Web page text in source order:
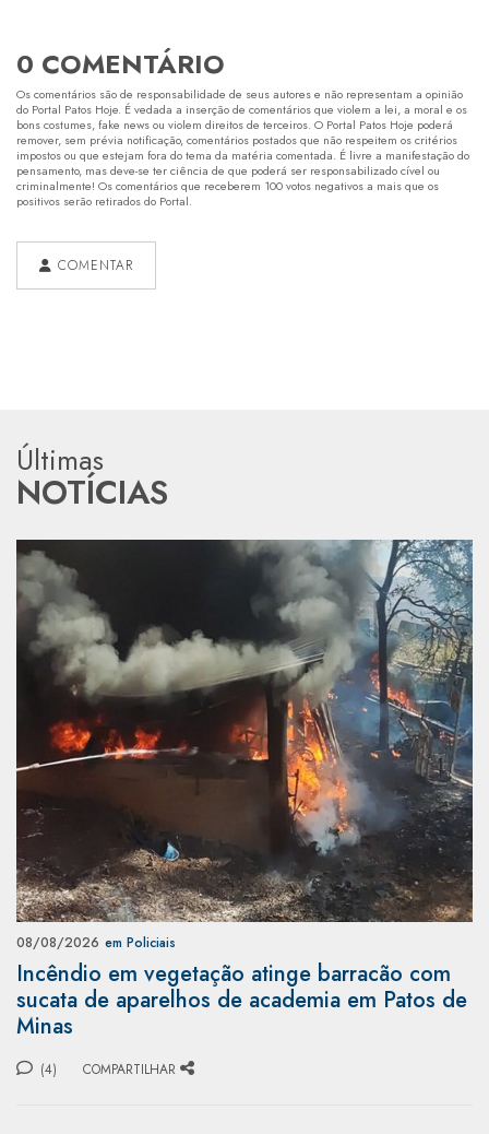
0 COMENTÁRIO
Os comentários são de responsabilidade de seus autores e não representam a opinião
do Portal Patos Hoje. É vedada a inserção de comentários que violem a lei, a moral e os
bons costumes, fake news ou violem direitos de terceiros. O Portal Patos Hoje poderá
remover, sem prévia notificação, comentários postados que não respeitem os critérios
impostos ou que estejam fora do tema da matéria comentada. É livre a manifestação do
pensamento, mas deve-se ter ciência de que poderá ser responsabilizado cível ou
criminalmente! Os comentários que receberem 100 votos negativos a mais que os
positivos serão retirados do Portal.
COMENTAR
Últimas
NOTÍCIAS
08/08/2026 em Policiais
Incêndio em vegetação atinge barracão com
sucata de aparelhos de academia em Patos de
Minas
(4) COMPARTILHAR